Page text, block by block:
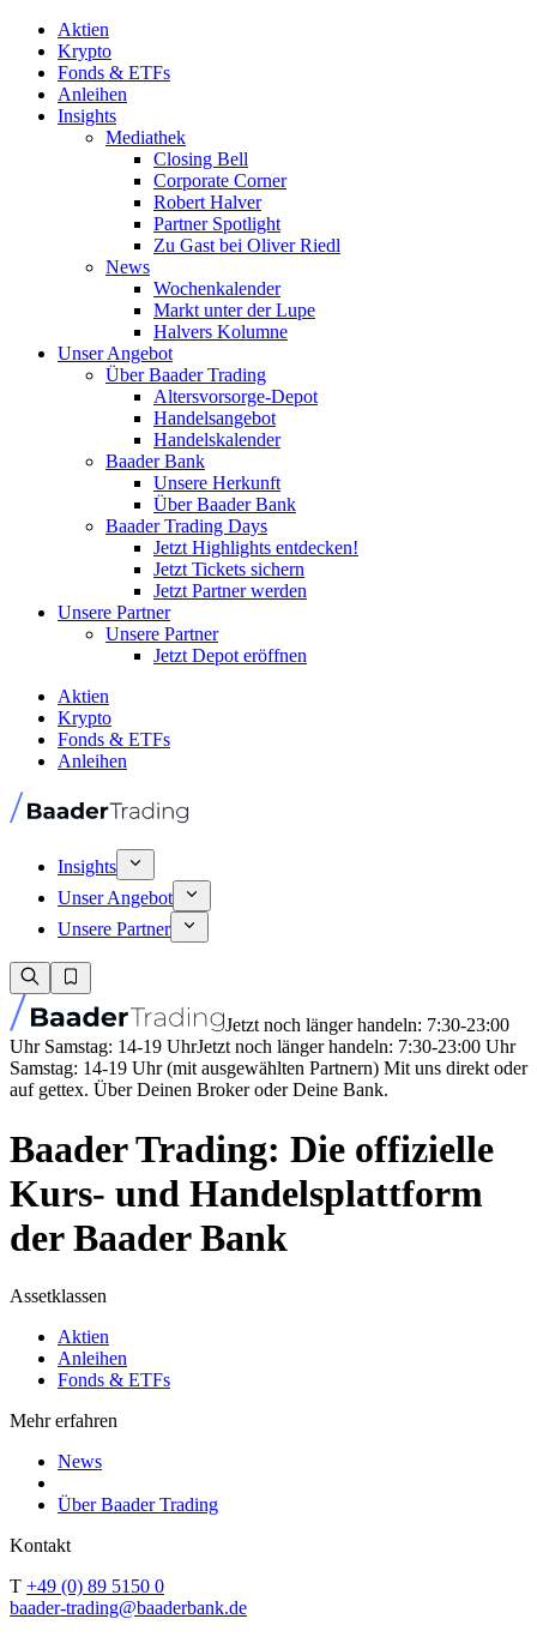
Aktien
Krypto
Fonds & ETFs
Anleihen
Insights
Mediathek
Closing Bell
Corporate Corner
Robert Halver
Partner Spotlight
Zu Gast bei Oliver Riedl
News
Wochenkalender
Markt unter der Lupe
Halvers Kolumne
Unser Angebot
Über Baader Trading
Altersvorsorge-Depot
Handelsangebot
Handelskalender
Baader Bank
Unsere Herkunft
Über Baader Bank
Baader Trading Days
Jetzt Highlights entdecken!
Jetzt Tickets sichern
Jetzt Partner werden
Unsere Partner
Unsere Partner
Jetzt Depot eröffnen
Aktien
Krypto
Fonds & ETFs
Anleihen
Insights
Unser Angebot
Unsere Partner
Jetzt noch länger handeln: 7:30-23:00
Uhr Samstag: 14-19 UhrJetzt noch länger handeln: 7:30-23:00 Uhr
Samstag: 14-19 Uhr (mit ausgewählten Partnern) Mit uns direkt oder
auf gettex. Über Deinen Broker oder Deine Bank.
Baader Trading: Die offizielle
Kurs- und Handelsplattform
der Baader Bank
Assetklassen
Aktien
Anleihen
Fonds & ETFs
Mehr erfahren
News
Über Baader Trading
Kontakt
T +49 (0) 89 5150 0
baader-trading@baaderbank.de